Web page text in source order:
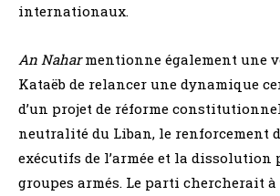
internationaux.
An Naharmentionne également une
Kataëb de relancer une dynamique
d’un projet de réforme
neutralité du Liban, le renforcement
exécutifs de l’armée et la dissolution
groupes armés. Le parti chercherait